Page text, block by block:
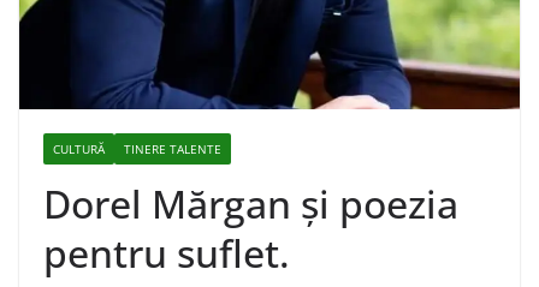
CULTURĂ TINERE TALENTE
Dorel Mărgan și poezia
pentru suflet.